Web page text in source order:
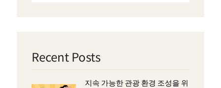
Recent Posts
지속 가능한 관광 환경 조성을 위